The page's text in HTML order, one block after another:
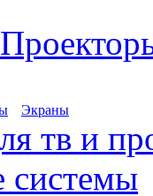
Экраны
тв и
системы